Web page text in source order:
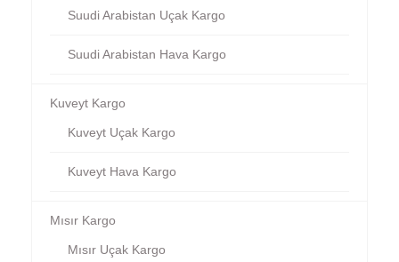
Suudi Arabistan Uçak Kargo
Suudi Arabistan Hava Kargo
Kuveyt Kargo
Kuveyt Uçak Kargo
Kuveyt Hava Kargo
Mısır Kargo
Mısır Uçak Kargo